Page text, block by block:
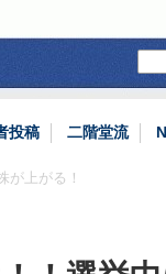
投稿 二階堂流
が上がる！